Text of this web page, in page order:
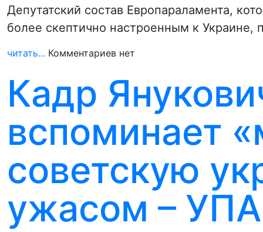
Депутатский состав Европараламента,
более скептично настроенным к Украине,
читать... Комментариев нет
Кадр
вспоминает
советскую
ужасом – УПА